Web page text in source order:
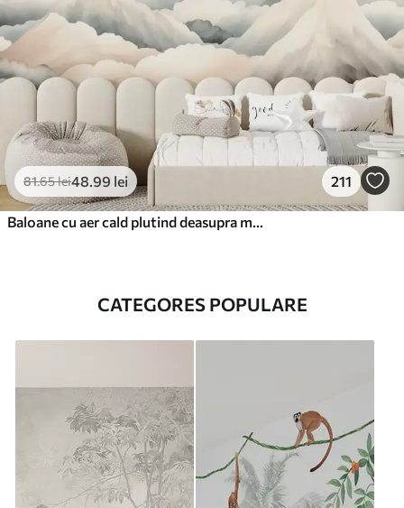
81.65lei48 .99 lei 211
CATEGORES POPULARE